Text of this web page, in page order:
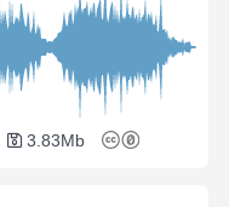
3.83Mb